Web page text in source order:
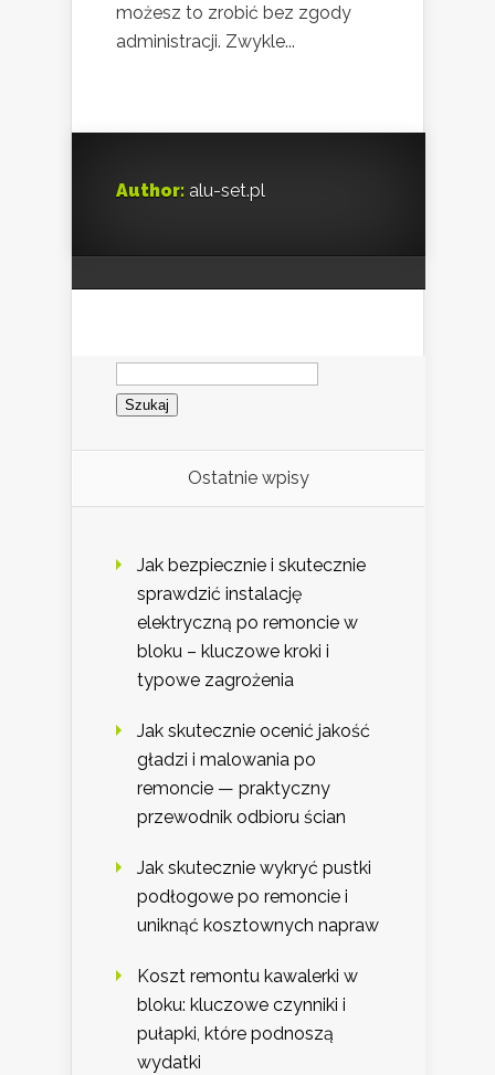
możesz to zrobić bez zgody
administracji. Zwykle...
Author: alu-set.pl
Szukaj:
Ostatnie wpisy
Jak bezpiecznie i skutecznie
sprawdzić instalację
elektryczną po remoncie w
bloku – kluczowe kroki i
typowe zagrożenia
Jak skutecznie ocenić jakość
gładzi i malowania po
remoncie — praktyczny
przewodnik odbioru ścian
Jak skutecznie wykryć pustki
podłogowe po remoncie i
uniknąć kosztownych napraw
Koszt remontu kawalerki w
bloku: kluczowe czynniki i
pułapki, które podnoszą
wydatki